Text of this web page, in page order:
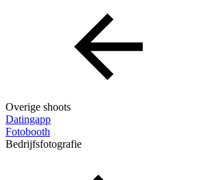
Overige shoots
Datingapp
Fotobooth
Bedrijfsfotografie